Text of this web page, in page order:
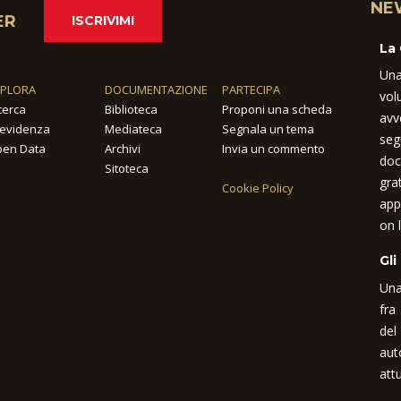
ISCRIVIMI
Data
DOCUMENTAZIONE
Biblioteca
Mediateca
Archivi
Sitoteca
PARTECIPA
Proponi una scheda
Segnala un tema
Invia un commento
Cookie Policy
La
on
fra
del